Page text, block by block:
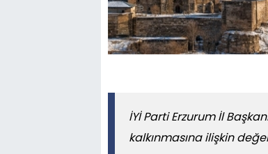
İYİ Parti Erzurum İl
kalkınmasına ilişkin